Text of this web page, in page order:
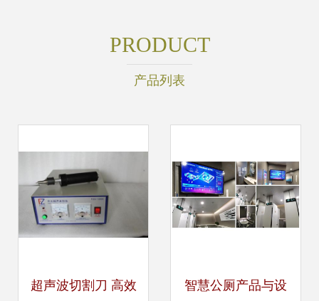
PRODUCT
产品列表
超声波切割刀 高效 智慧公厕产品与设